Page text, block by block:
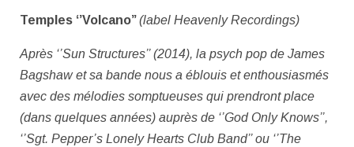
Temples ‘’Volcano’’(label Heavenly Recordings)
Après ‘’Sun Structures’’(2014), la psych pop de James
Bagshaw et sa bande nous a éblouis et enthousiasmés
avec des mélodies somptueuses qui prendront place
(dans quelques années) auprès de ‘’God Only Knows’’,
‘’Sgt. Pepper’s Lonely Hearts Club Band’’ou ‘’The